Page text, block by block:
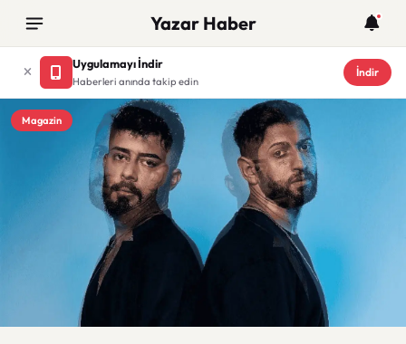
Yazar Haber
Uygulamayı İndir
Haberleri anında takip edin
İndir
Magazin